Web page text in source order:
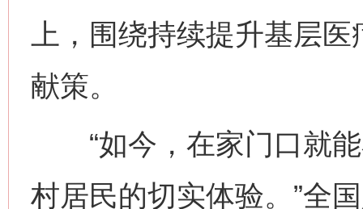
上，围绕持续提升基层
献策。
“如今，在家门口就能
村居民的切实体验。”全